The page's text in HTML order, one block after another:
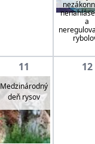
a
11
Medzinárodný
deň rysov
12